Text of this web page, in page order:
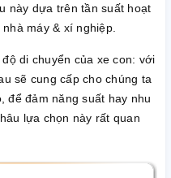
này dựa trên tần suất hoạt
máy & xí nghiệp.
di chuyển của xe con: với
sẽ cung cấp cho chúng ta
để đảm năng suất hay nhu
lựa chọn này rất quan